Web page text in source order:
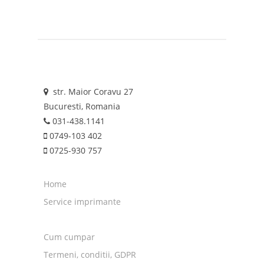
str. Maior Coravu 27
Bucuresti, Romania
031-438.1141
0749-103 402
0725-930 757
Home
Service imprimante
Cum cumpar
Termeni, conditii, GDPR